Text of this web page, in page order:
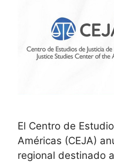
El Centro de
Américas (CEJA)
regional destinado